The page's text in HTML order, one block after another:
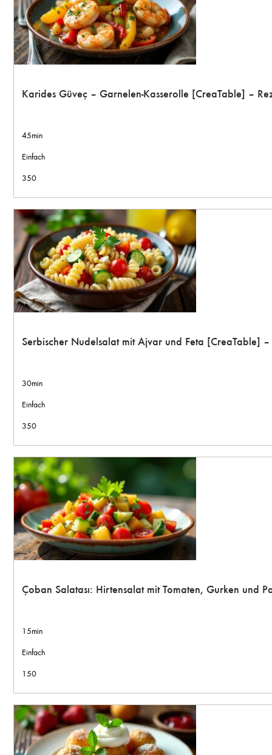
Karides Güveç – Garnelen-Kasserolle [CreaTable] –
45min
Einfach
350
Serbischer Nudelsalat mit Ajvar und Feta [CreaTable]
30min
Einfach
350
Çoban Salatası: Hirtensalat mit Tomaten, Gurken
15min
Einfach
150